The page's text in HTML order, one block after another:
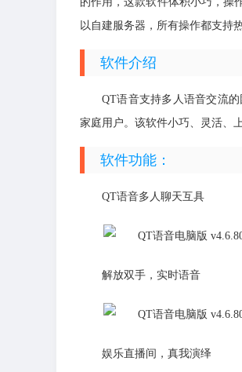
以自建服务器，所有操作都支持热
软件介绍
QT语音支持多人语音交流
家庭用户。该软件小巧、灵活、
软件功能：
QT语音多人聊天互具
解放双手，实时语音
娱乐直播间，真我演绎